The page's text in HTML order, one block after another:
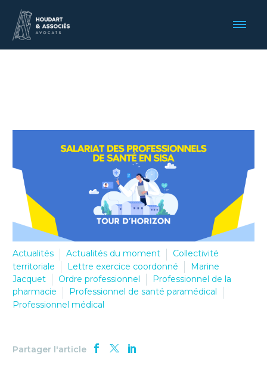
Actualités Actualités du moment
Collectivité
territoriale
Lettre exercice coordonné
Marine
Jacquet
Ordre professionnel
Professionnel de la
pharmacie
Professionnel de santé paramédical
Professionnel médical
Partager l'article